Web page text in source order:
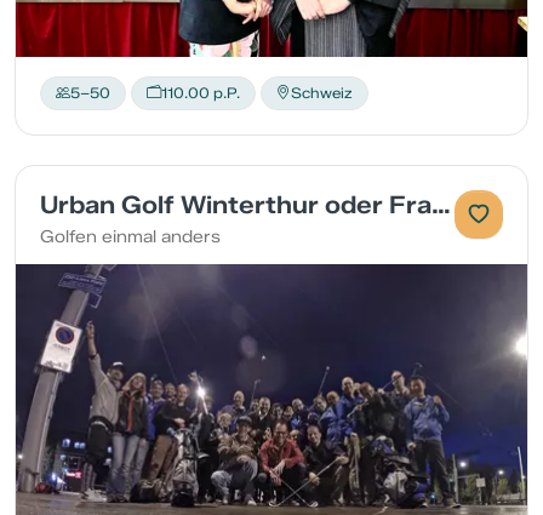
5–50 110.00 p.P. Schweiz
Urban Golf Winterthur oder Frauenfeld
Golfen einmal anders